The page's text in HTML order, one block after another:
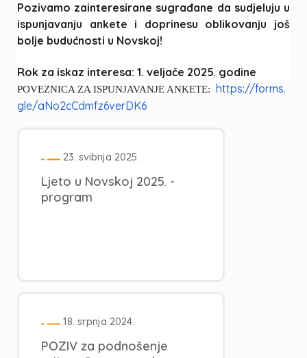
Pozivamo zainteresirane sugrađane da sudjeluju u
ispunjavanju ankete i doprinesu oblikovanju još
bolje budućnosti u Novskoj!
Rok za iskaz interesa: 1. veljače 2025. godine
POVEZNICA ZA ISPUNJAVANJE ANKETE:
https://forms.
gle/aNo2cCdmfz6verDK6
23. svibnja 2025.
Ljeto u Novskoj 2025. -
program
18. srpnja 2024.
POZIV za podnošenje